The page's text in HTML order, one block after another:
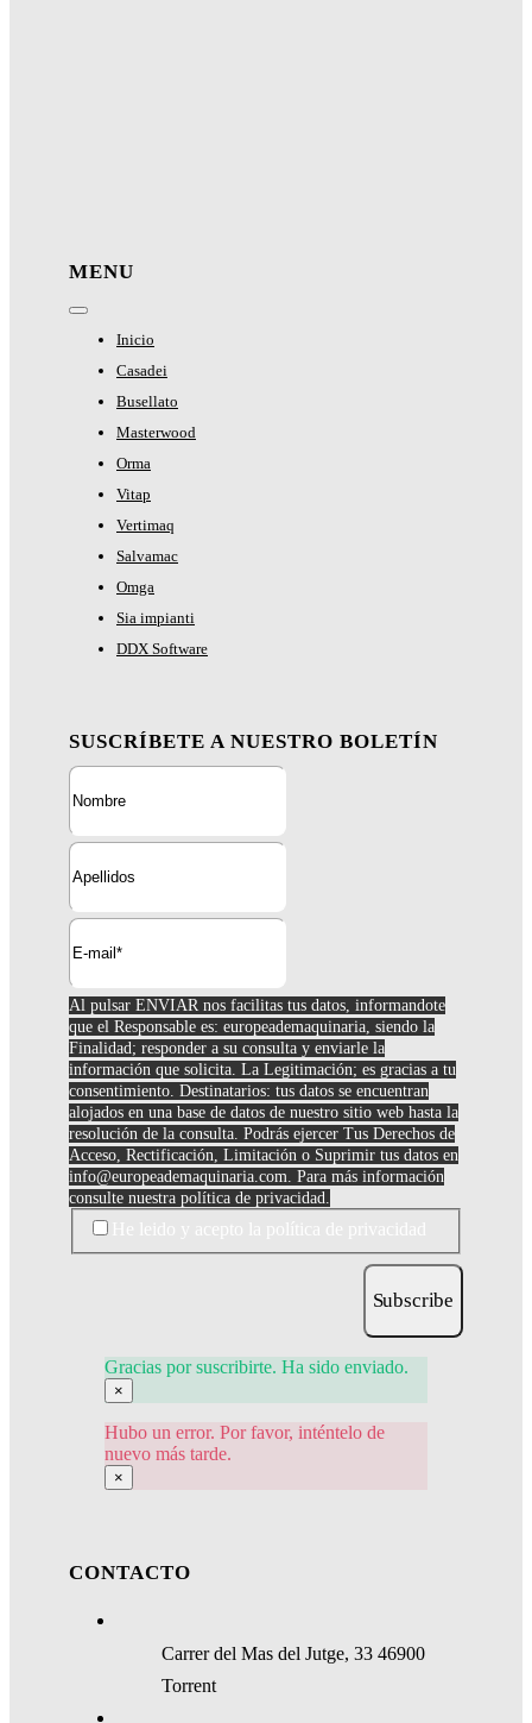
MENU
Toggle
Navigation
Inicio
Casadei
Busellato
Masterwood
Orma
Vitap
Vertimaq
Salvamac
Omga
Sia impianti
DDX Software
SUSCRÍBETE A NUESTRO BOLETÍN
Al pulsar ENVIAR nos facilitas tus datos, informandote
que el Responsable es: europeademaquinaria, siendo la
Finalidad; responder a su consulta y enviarle la
información que solicita. La Legitimación; es gracias a tu
consentimiento. Destinatarios: tus datos se encuentran
alojados en una base de datos de nuestro sitio web hasta la
resolución de la consulta. Podrás ejercer Tus Derechos de
Acceso, Rectificación, Limitación o Suprimir tus datos en
info@europeademaquinaria.com . Para más información
consulte nuestra política de privacidad.
Subscribe
Gracias por suscribirte. Ha sido enviado.
×
Hubo un error. Por favor, inténtelo de
nuevo más tarde.
×
CONTACTO
Carrer del Mas del Jutge, 33 46900
Torrent